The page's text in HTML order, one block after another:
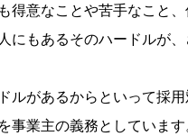
得意なことや苦手なこと
もあるそのハードルが
ルがあるからといって採
業主の義務としています